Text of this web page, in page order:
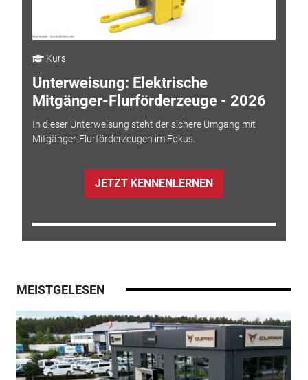
Kurs
Unterweisung: Elektrische
Mitgänger-Flurförderzeuge - 2026
In dieser Unterweisung steht der sichere Umgang mit
Mitgänger-Flurförderzeugen im Fokus.
JETZT KENNENLERNEN
MEISTGELESEN